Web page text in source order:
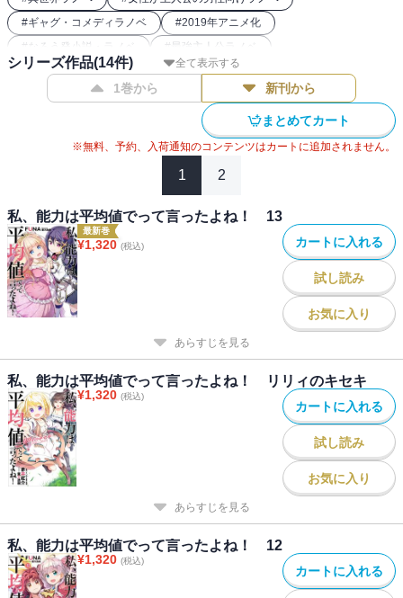
#ギャグ・コメディラノベ #2019年アニメ化
# なろう発小説・ラノベ # 最強主人公ラノベ
全て表示する
シリーズ作品(14件)
1巻から 新刊から
まとめてカート
※無料、予約、入荷通知のコンテンツはカートに追加されません。
1 2
私、能力は平均値でって言ったよね！ 13
最新巻
¥1,320 (税込) カートに入れる
試し読み
お気に入り
あらすじを見る
私、能力は平均値でって言ったよね！ リリィのキセキ
¥1,320 (税込)
カートに入れる
試し読み
お気に入り
あらすじを見る
私、能力は平均値でって言ったよね！ 12
¥1,320 (税込)
カートに入れる